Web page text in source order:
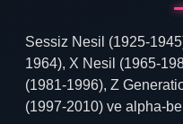
Sessiz Nesil (1925-
1964), X Nesil (1965-
(1981-1996), Z
(1997-2010) ve alpha-